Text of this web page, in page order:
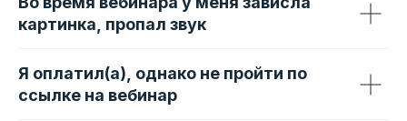
картинка, пропал звук
Я оплатил(а), однако не пройти по
ссылке на вебинар